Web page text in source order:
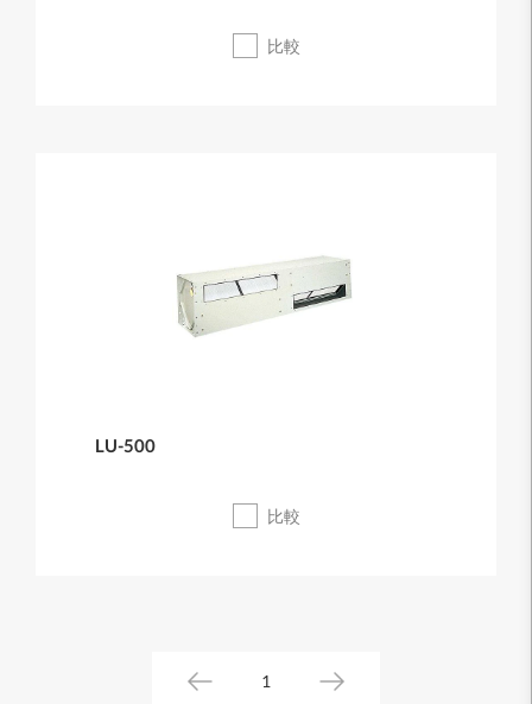
比較
LU-500
比較
1